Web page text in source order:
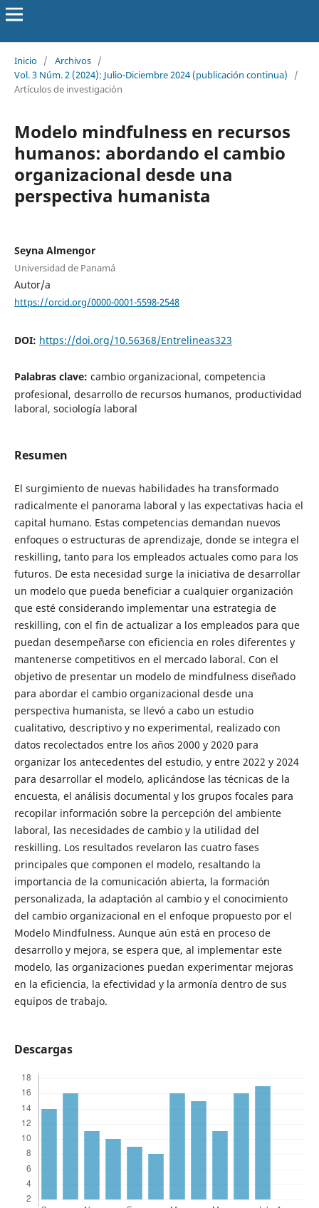
Inicio / Archivos /
Vol. 3 Núm. 2 (2024): Julio-Diciembre 2024 (publicación continua)
/
Artículos de investigación
Modelo mindfulness en recursos
humanos: abordando el cambio
organizacional desde una
perspectiva humanista
Seyna Almengor
Universidad de Panamá
Autor/a
https://orcid.org/0000-0001-5598-2548
DOI: https://doi.org/10.56368/Entrelineas323
Palabras clave: cambio organizacional, competencia
profesional, desarrollo de recursos humanos, productividad
laboral, sociología laboral
Resumen
El surgimiento de nuevas habilidades ha transformado
radicalmente el panorama laboral y las expectativas hacia el
capital humano. Estas competencias demandan nuevos
enfoques o estructuras de aprendizaje, donde se integra el
reskilling, tanto para los empleados actuales como para los
futuros. De esta necesidad surge la iniciativa de desarrollar
un modelo que pueda beneficiar a cualquier organización
que esté considerando implementar una estrategia de
reskilling, con el fin de actualizar a los empleados para que
puedan desempeñarse con eficiencia en roles diferentes y
mantenerse competitivos en el mercado laboral. Con el
objetivo de presentar un modelo de mindfulness diseñado
para abordar el cambio organizacional desde una
perspectiva humanista, se llevó a cabo un estudio
cualitativo, descriptivo y no experimental, realizado con
datos recolectados entre los años 2000 y 2020 para
organizar los antecedentes del estudio, y entre 2022 y 2024
para desarrollar el modelo, aplicándose las técnicas de la
encuesta, el análisis documental y los grupos focales para
recopilar información sobre la percepción del ambiente
laboral, las necesidades de cambio y la utilidad del
reskilling. Los resultados revelaron las cuatro fases
principales que componen el modelo, resaltando la
importancia de la comunicación abierta, la formación
personalizada, la adaptación al cambio y el conocimiento
del cambio organizacional en el enfoque propuesto por el
Modelo Mindfulness. Aunque aún está en proceso de
desarrollo y mejora, se espera que, al implementar este
modelo, las organizaciones puedan experimentar mejoras
en la eficiencia, la efectividad y la armonía dentro de sus
equipos de trabajo.
Descargas